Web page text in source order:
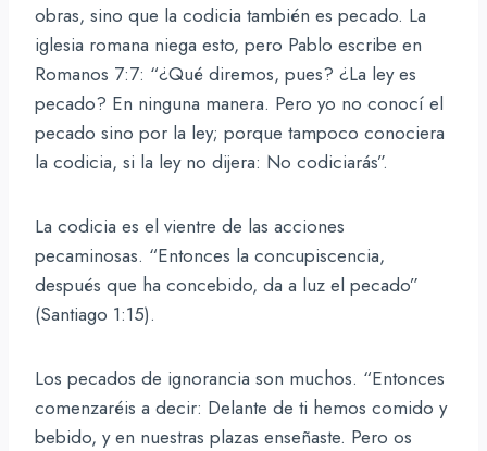
obras, sino que la codicia también es pecado. La
iglesia romana niega esto, pero Pablo escribe en
Romanos 7:7: “¿Qué diremos, pues? ¿La ley es
pecado? En ninguna manera. Pero yo no conocí el
pecado sino por la ley; porque tampoco conociera
la codicia, si la ley no dijera: No codiciarás”.
La codicia es el vientre de las acciones
pecaminosas. “Entonces la concupiscencia,
después que ha concebido, da a luz el pecado”
(Santiago 1:15).
Los pecados de ignorancia son muchos. “Entonces
comenzaréis a decir: Delante de ti hemos comido y
bebido, y en nuestras plazas enseñaste. Pero os